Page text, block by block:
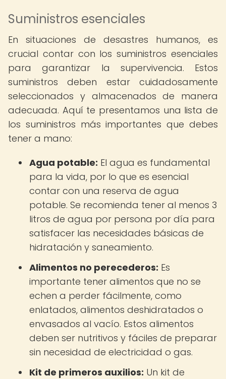
Suministros esenciales
En situaciones de desastres humanos, es
crucial contar con los suministros esenciales
para garantizar la supervivencia. Estos
suministros deben estar cuidadosamente
seleccionados y almacenados de manera
adecuada. Aquí te presentamos una lista de
los suministros más importantes que debes
tener a mano:
Agua potable: El agua es fundamental
para la vida, por lo que es esencial
contar con una reserva de agua
potable. Se recomienda tener al menos 3
litros de agua por persona por día para
satisfacer las necesidades básicas de
hidratación y saneamiento.
Alimentos no perecederos: Es
importante tener alimentos que no se
echen a perder fácilmente, como
enlatados, alimentos deshidratados o
envasados al vacío. Estos alimentos
deben ser nutritivos y fáciles de preparar
sin necesidad de electricidad o gas.
Kit de primeros auxilios: Un kit de